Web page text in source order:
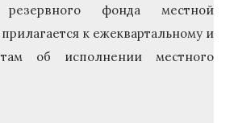
резервного фонда местной
к ежеквартальному и
об исполнении местного